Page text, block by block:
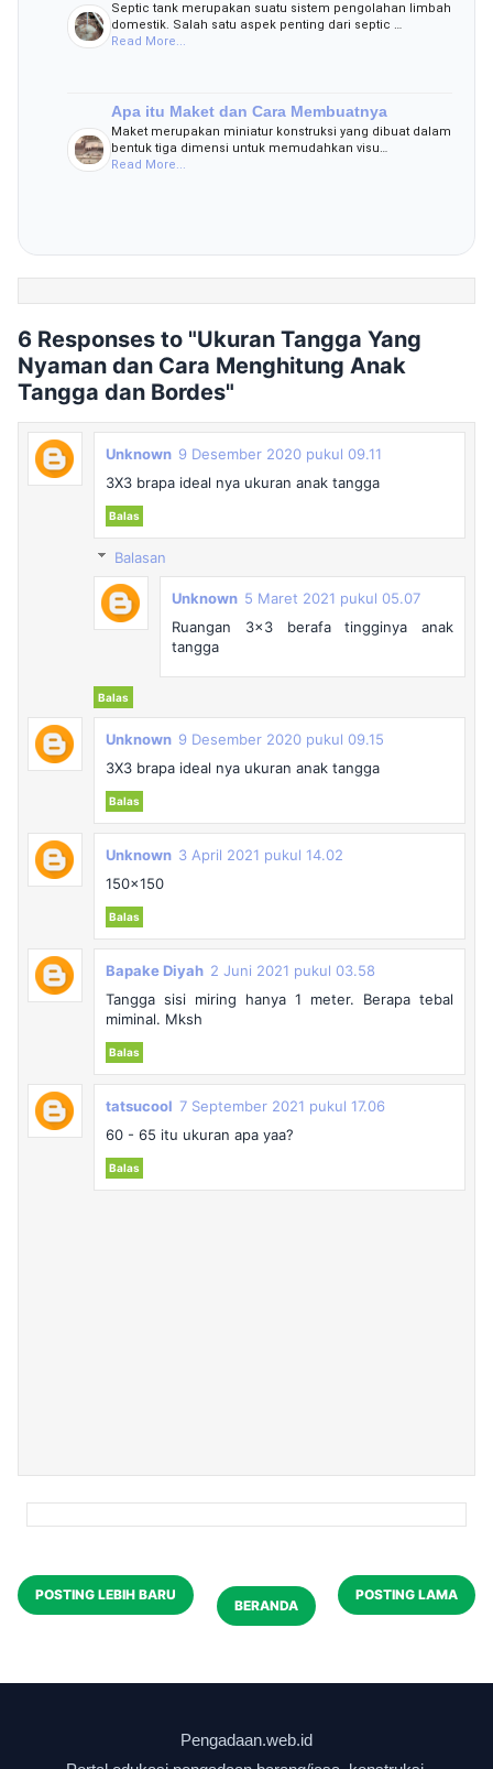
Septic tank merupakan suatu sistem pengolahan limbah
domestik. Salah satu aspek penting dari septic …
Read More...
Apa itu Maket dan Cara Membuatnya
Maket merupakan miniatur konstruksi yang dibuat dalam
bentuk tiga dimensi untuk memudahkan visu…
Read More...
6 Responses to "Ukuran Tangga Yang
Nyaman dan Cara Menghitung Anak
Tangga dan Bordes"
Unknown 9 Desember 2020 pukul 09.11
3X3 brapa ideal nya ukuran anak tangga
Balas
Balasan
Unknown 5 Maret 2021 pukul 05.07
Ruangan 3×3 berafa tingginya anak
tangga
Balas
Unknown 9 Desember 2020 pukul 09.15
3X3 brapa ideal nya ukuran anak tangga
Balas
Unknown 3 April 2021 pukul 14.02
150x150
Balas
Bapake Diyah 2 Juni 2021 pukul 03.58
Tangga sisi miring hanya 1 meter. Berapa tebal
miminal. Mksh
Balas
tatsucool 7 September 2021 pukul 17.06
60 - 65 itu ukuran apa yaa?
Balas
POSTING LEBIH BARU POSTING LAMA
BERANDA